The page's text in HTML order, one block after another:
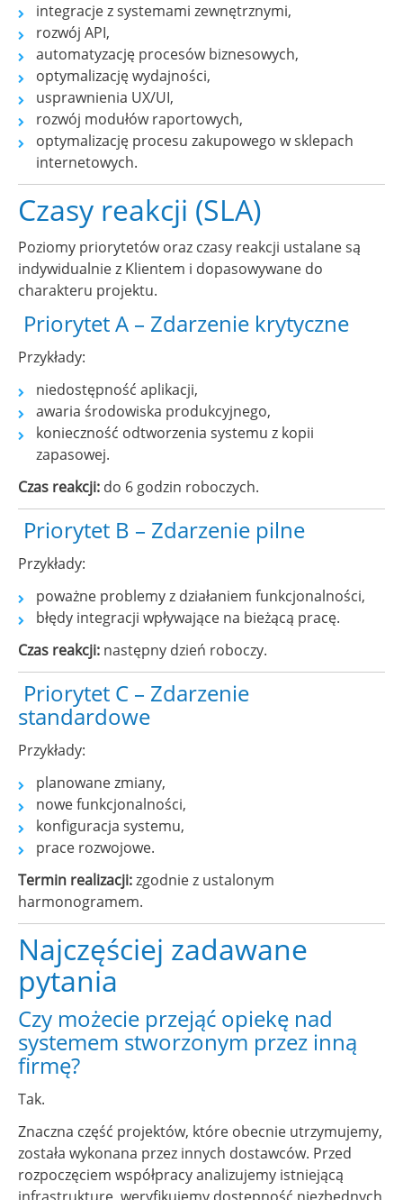
integracje z systemami zewnętrznymi,
rozwój API,
automatyzację procesów biznesowych,
optymalizację wydajności,
usprawnienia UX/UI,
rozwój modułów raportowych,
optymalizację procesu zakupowego w sklepach
internetowych.
Czasy reakcji (SLA)
Poziomy priorytetów oraz czasy reakcji ustalane są
indywidualnie z Klientem i dopasowywane do
charakteru projektu.
Priorytet A – Zdarzenie krytyczne
Przykłady:
niedostępność aplikacji,
awaria środowiska produkcyjnego,
konieczność odtworzenia systemu z kopii
zapasowej.
Czas reakcji: do 6 godzin roboczych.
Priorytet B – Zdarzenie pilne
Przykłady:
poważne problemy z działaniem funkcjonalności,
błędy integracji wpływające na bieżącą pracę.
Czas reakcji: następny dzień roboczy.
Priorytet C – Zdarzenie
standardowe
Przykłady:
planowane zmiany,
nowe funkcjonalności,
konfiguracja systemu,
prace rozwojowe.
Termin realizacji:zgodnie z ustalonym
harmonogramem.
Najczęściej zadawane
pytania
Czy możecie przejąć opiekę nad
systemem stworzonym przez inną
firmę?
Tak.
Znaczna część projektów, które obecnie utrzymujemy,
została wykonana przez innych dostawców. Przed
rozpoczęciem współpracy analizujemy istniejącą